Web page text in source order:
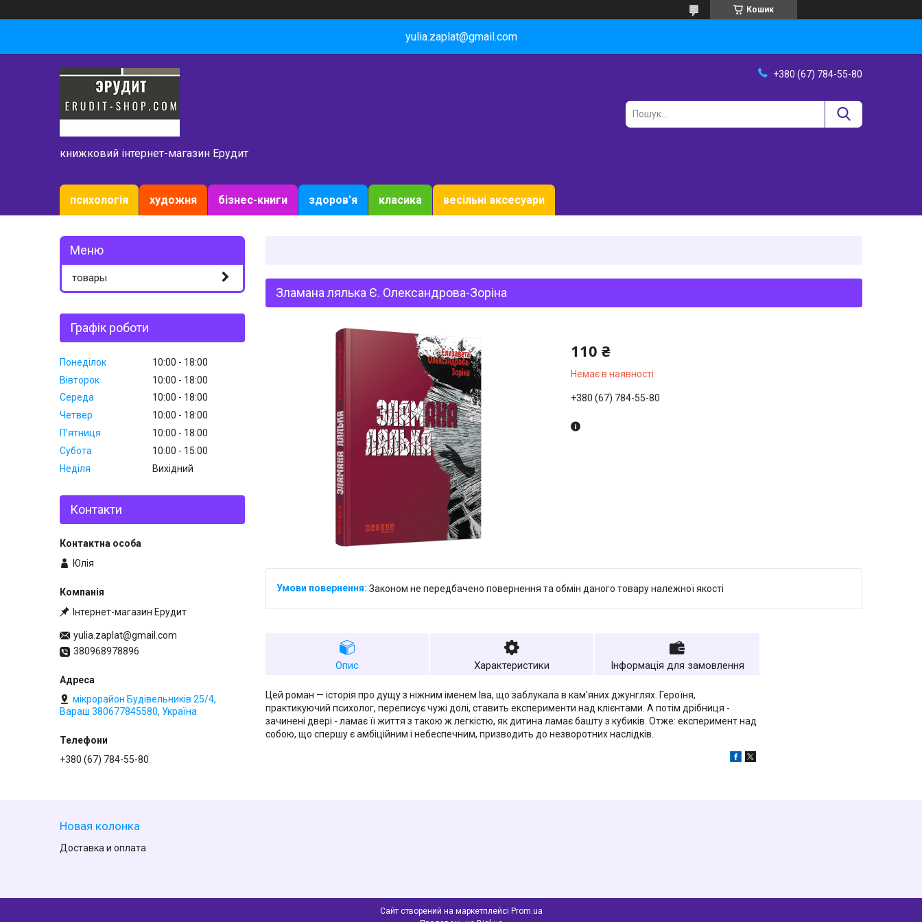
Кошик
yulia.zaplat@gmail.com
книжковий інтернет-магазин Ерудит
+380 (67) 784-55-80
психологія художня бізнес-книги здоров'я класика весільні аксесуари
Зламана лялька Є. Олександрова-Зоріна
110 ₴
Немає в наявності
+380 (67) 784-55-80
Законом не передбачено повернення та обмін даного товару належної якості
Опис Характеристики Інформація для замовлення
Цей роман — історія про дущу з ніжним іменем Іва, що заблукала в кам'яних джунглях. Героїня,
практикуючий психолог, переписує чужі долі, ставить експерименти над клієнтами. А потім дрібниця -
зачинені двері - ламає її життя з такою ж легкістю, як дитина ламає башту з кубиків. Отже: експеримент над
собою, що спершу є амбіційним і небеспечним, призводить до незворотних наслідків.
товары
Графік роботи
Понеділок 10:00
18:00
Вівторок
10:00
18:00
Середа
10:00
18:00
Четвер
10:00
18:00
Пʼятниця
10:00
18:00
Субота
10:00
15:00
Неділя
Вихідний
Контакти
Юлія
Інтернет-магазин Ерудит
yulia.zaplat@gmail.com
380968978896
мікрорайон Будівельників 25/4,
Вараш 380677845580, Україна
+380 (67) 784-55-80
Новая колонка
Доставка и оплата
Сайт створений на маркетплейсі Prom.ua